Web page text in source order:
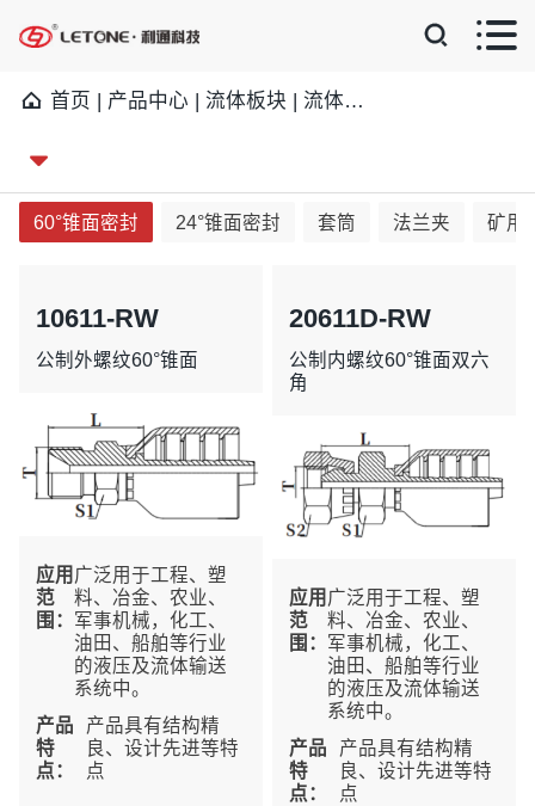
 
首页 | 产品中心 |流体板块 |流体连接件

60°锥面密封 24°锥面密封 套筒 法兰夹 矿用
10611-RW
公制外螺纹60°锥面
应⽤
范
围：
广泛用于工程、塑
料、冶金、农业、
军事机械，化工、
油田、船舶等行业
的液压及流体输送
系统中。
产品
特
点：
产品具有结构精
良、设计先进等特
点
20611D-RW
公制内螺纹60°锥面双六
角
应⽤
范
围：
广泛用于工程、塑
料、冶金、农业、
军事机械，化工、
油田、船舶等行业
的液压及流体输送
系统中。
产品
特
点：
产品具有结构精
良、设计先进等特
点